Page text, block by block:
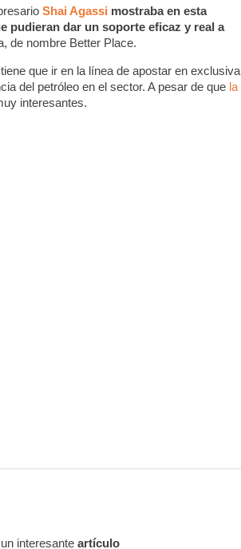
Shai Agassi mostraba en esta
pudieran dar un soporte eficaz y real a
de nombre Better Place.
que ir en la línea de apostar en exclusiva
del petróleo en el sector. A pesar de que la
interesantes.
interesanteartículo